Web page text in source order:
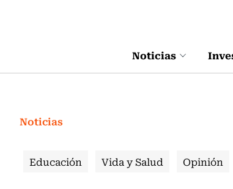
Noticias
Noticias
Educación Vida y Salud Opinión